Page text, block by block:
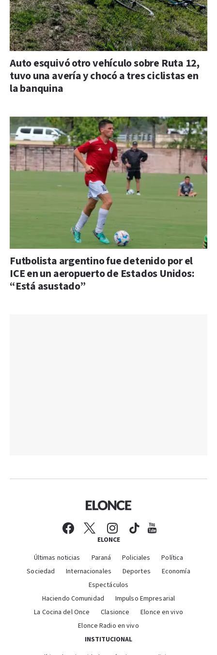
Auto esquivó otro vehículo sobre Ruta 12,
tuvo una avería y chocó a tres ciclistas en
la banquina
Futbolista argentino fue detenido por el
ICE en un aeropuerto de Estados Unidos:
“Está asustado”
ELONCE
Últimas noticias Paraná Policiales
Política
Sociedad
Internacionales Deportes
Economía
Espectáculos
Haciendo Comunidad
Impulso Empresarial
La Cocina del Once
Clasionce
Elonce en vivo
Elonce Radio en vivo
INSTITUCIONAL